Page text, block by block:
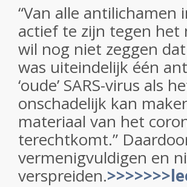
“Van alle antilichamen
actief te zijn tegen het
wil nog niet zeggen
was uiteindelijk één
‘oude’ SARS-virus als
onschadelijk kan
materiaal van het
terechtkomt.”
vermenigvuldigen en
verspreiden.